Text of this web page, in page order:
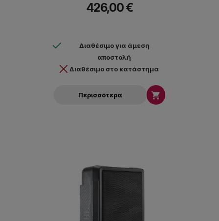
426,00 €
Διαθέσιμο για άμεση
αποστολή
Διαθέσιμο στο κατάστημα
Περισσότερα 